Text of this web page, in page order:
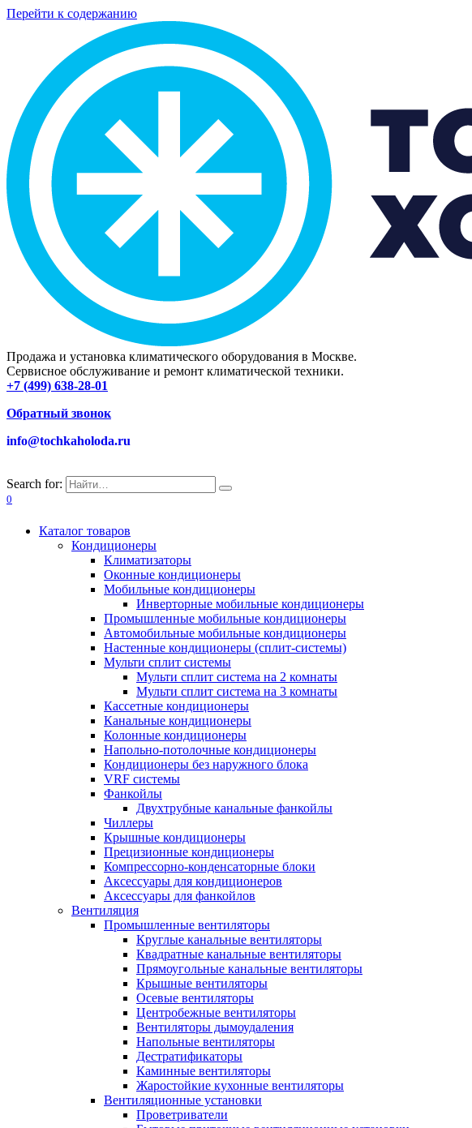
Перейти к содержанию
Продажа и установка климатического оборудования в Москве.
Сервисное обслуживание и ремонт климатической техники.
+7 (499) 638-28-01
Обратный звонок
info@tochkaholoda.ru
Search for:
0
Каталог товаров
Кондиционеры
Климатизаторы
Оконные кондиционеры
Мобильные кондиционеры
Инверторные мобильные кондиционеры
Промышленные мобильные кондиционеры
Автомобильные мобильные кондиционеры
Настенные кондиционеры (сплит-системы)
Мульти сплит системы
Мульти сплит система на 2 комнаты
Мульти сплит система на 3 комнаты
Кассетные кондиционеры
Канальные кондиционеры
Колонные кондиционеры
Напольно-потолочные кондиционеры
Кондиционеры без наружного блока
VRF системы
Фанкойлы
Двухтрубные канальные фанкойлы
Чиллеры
Крышные кондиционеры
Прецизионные кондиционеры
Компрессорно-конденсаторные блоки
Аксессуары для кондиционеров
Аксессуары для фанкойлов
Вентиляция
Промышленные вентиляторы
Круглые канальные вентиляторы
Квадратные канальные вентиляторы
Прямоугольные канальные вентиляторы
Крышные вентиляторы
Осевые вентиляторы
Центробежные вентиляторы
Вентиляторы дымоудаления
Напольные вентиляторы
Дестратификаторы
Каминные вентиляторы
Жаростойкие кухонные вентиляторы
Вентиляционные установки
Проветриватели